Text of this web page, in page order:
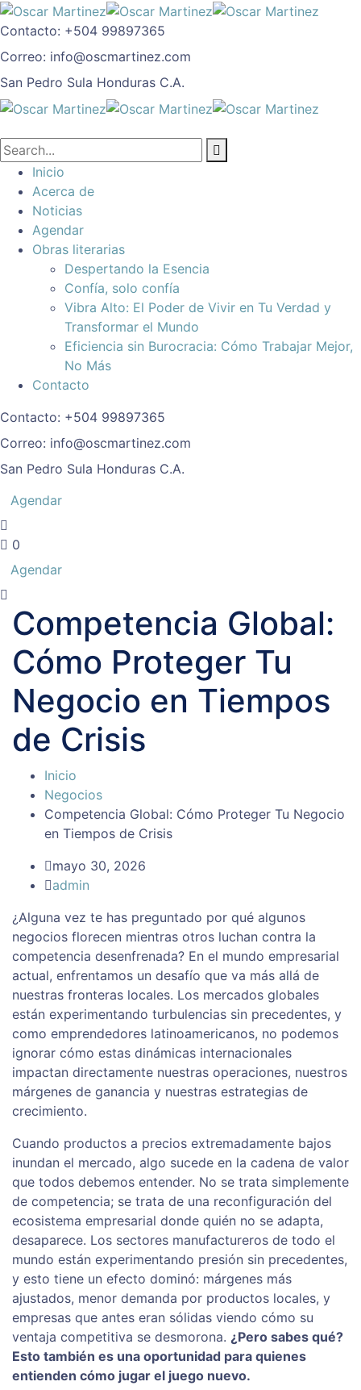
Contacto: +504 99897365
Correo: info@oscmartinez.com
San Pedro Sula Honduras C.A.
Inicio
Acerca de
Noticias
Agendar
Obras literarias
Despertando la Esencia
Confía, solo confía
Vibra Alto: El Poder de Vivir en Tu Verdad y
Transformar el Mundo
Eficiencia sin Burocracia: Cómo Trabajar Mejor,
No Más
Contacto
Contacto: +504 99897365
Correo: info@oscmartinez.com
San Pedro Sula Honduras C.A.
Agendar
0
Agendar
Competencia Global:
Cómo Proteger Tu
Negocio en Tiempos
de Crisis
Inicio
Negocios
Competencia Global: Cómo Proteger Tu Negocio
en Tiempos de Crisis
mayo 30, 2026
admin
¿Alguna vez te has preguntado por qué algunos
negocios florecen mientras otros luchan contra la
competencia desenfrenada? En el mundo empresarial
actual, enfrentamos un desafío que va más allá de
nuestras fronteras locales. Los mercados globales
están experimentando turbulencias sin precedentes, y
como emprendedores latinoamericanos, no podemos
ignorar cómo estas dinámicas internacionales
impactan directamente nuestras operaciones, nuestros
márgenes de ganancia y nuestras estrategias de
crecimiento.
Cuando productos a precios extremadamente bajos
inundan el mercado, algo sucede en la cadena de valor
que todos debemos entender. No se trata simplemente
de competencia; se trata de una reconfiguración del
ecosistema empresarial donde quién no se adapta,
desaparece. Los sectores manufactureros de todo el
mundo están experimentando presión sin precedentes,
y esto tiene un efecto dominó: márgenes más
ajustados, menor demanda por productos locales, y
empresas que antes eran sólidas viendo cómo su
ventaja competitiva se desmorona. ¿Pero sabes qué?
Esto también es una oportunidad para quienes
entienden cómo jugar el juego nuevo.